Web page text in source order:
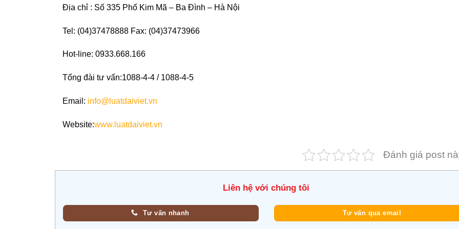
Địa chỉ : Số 335 Phố Kim Mã – Ba Đình – Hà Nội
Tel: (04)37478888 Fax: (04)37473966
Hot-line: 0933.668.166
Tổng đài tư vấn:1088-4-4 / 1088-4-5
Email: info@luatdaiviet.vn
Website:www.luatdaiviet.vn
Đánh giá post
Liên hệ với chúng tôi
Tư vấn nhanh Tư vấn qua email